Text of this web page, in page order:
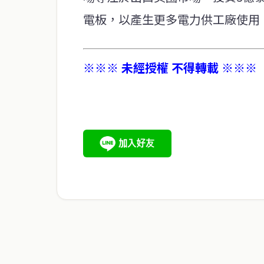
電板，以產生更多電力供工廠使用
※※※ 未經授權 不得轉載 ※※※